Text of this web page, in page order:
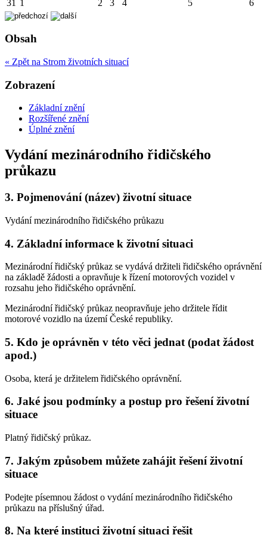
31 1 2 3 4 5 6
Obsah
« Zpět na Strom životních situací
Zobrazení
Základní znění
Rozšířené znění
Úplné znění
Vydání mezinárodního řidičského
průkazu
3. Pojmenování (název) životní situace
Vydání mezinárodního řidičského průkazu
4. Základní informace k životní situaci
Mezinárodní řidičský průkaz se vydává držiteli řidičského oprávnění
na základě žádosti a opravňuje k řízení motorových vozidel v
rozsahu jeho řidičského oprávnění.
Mezinárodní řidičský průkaz neopravňuje jeho držitele řídit
motorové vozidlo na území České republiky.
5. Kdo je oprávněn v této věci jednat (podat žádost
apod.)
Osoba, která je držitelem řidičského oprávnění.
6. Jaké jsou podmínky a postup pro řešení životní
situace
Platný řidičský průkaz.
7. Jakým způsobem můžete zahájit řešení životní
situace
Podejte písemnou žádost o vydání mezinárodního řidičského
průkazu na příslušný úřad.
8. Na které instituci životní situaci řešit